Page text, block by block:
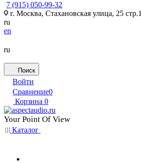
7 (915) 050-99-32
г. Москва, Стахановская улица, 25 стр.1
ru
en
ru
Поиск
Войти
Сравнение0
Корзина 0
Your Point Of View
Каталог